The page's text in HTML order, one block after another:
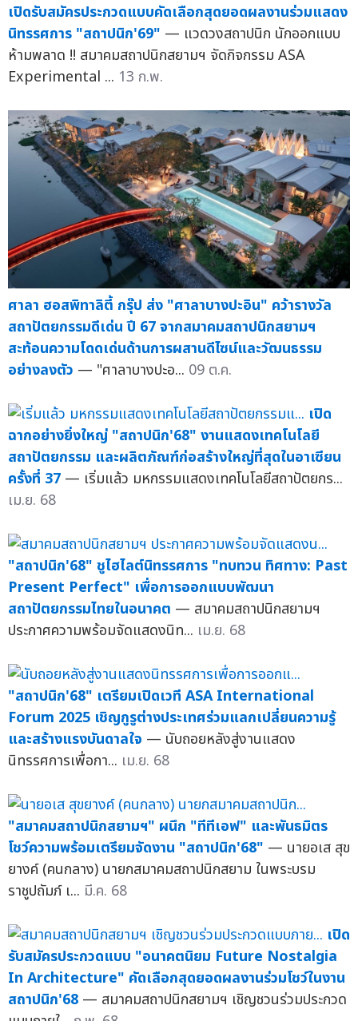
เปิดรับสมัครประกวดแบบคัดเลือกสุดยอดผลงานร่วมแสดง
นิทรรศการ "สถาปนิก'69" — แวดวงสถาปนิก นักออกแบบ
ห้ามพลาด !! สมาคมสถาปนิกสยามฯ จัดกิจกรรม ASA
Experimental ... 13 ก.พ.
ศาลา ฮอสพิทาลิตี้ กรุ๊ป ส่ง "ศาลาบางปะอิน" คว้ารางวัล
สถาปัตยกรรมดีเด่น ปี 67 จากสมาคมสถาปนิกสยามฯ
สะท้อนความโดดเด่นด้านการผสานดีไซน์และวัฒนธรรม
อย่างลงตัว — "ศาลาบางปะอ... 09 ต.ค.
เปิด
ฉากอย่างยิ่งใหญ่ "สถาปนิก'68" งานแสดงเทคโนโลยี
สถาปัตยกรรม และผลิตภัณฑ์ก่อสร้างใหญ่ที่สุดในอาเซียน
ครั้งที่ 37 — เริ่มแล้ว มหกรรมแสดงเทคโนโลยีสถาปัตยกร...
เม.ย. 68
"สถาปนิก'68" ชูไฮไลต์นิทรรศการ "ทบทวน ทิศทาง: Past
Present Perfect" เพื่อการออกแบบพัฒนา
สถาปัตยกรรมไทยในอนาคต — สมาคมสถาปนิกสยามฯ
ประกาศความพร้อมจัดแสดงนิท... เม.ย. 68
"สถาปนิก'68" เตรียมเปิดเวที ASA International
Forum 2025 เชิญกูรูต่างประเทศร่วมแลกเปลี่ยนความรู้
และสร้างแรงบันดาลใจ — นับถอยหลังสู่งานแสดง
นิทรรศการเพื่อกา... เม.ย. 68
"สมาคมสถาปนิกสยามฯ" ผนึก "ทีทีเอฟ" และพันธมิตร
โชว์ความพร้อมเตรียมจัดงาน "สถาปนิก'68" — นายอเส สุข
ยางค์ (คนกลาง) นายกสมาคมสถาปนิกสยาม ในพระบรม
ราชูปถัมภ์ เ... มี.ค. 68
เปิด
รับสมัครประกวดแบบ "อนาคตนิยม Future Nostalgia
In Architecture" คัดเลือกสุดยอดผลงานร่วมโชว์ในงาน
สถาปนิก'68 — สมาคมสถาปนิกสยามฯ เชิญชวนร่วมประกวด